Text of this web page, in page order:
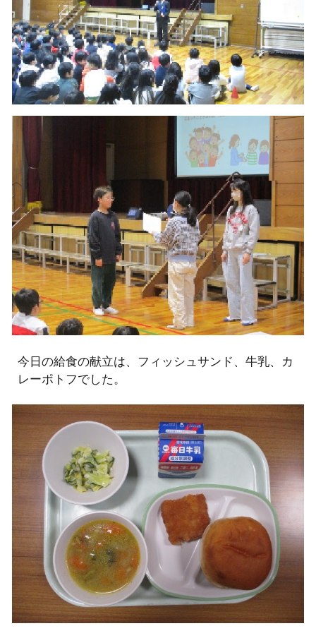
今日の給食の献立は、フィッシュサンド、牛乳、カ
レーポトフでした。